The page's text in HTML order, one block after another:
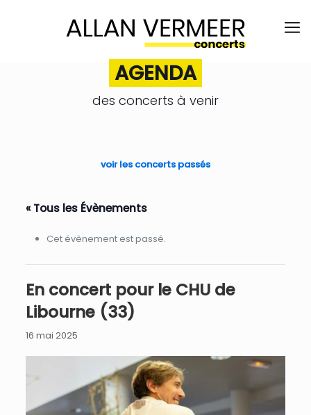
AGENDA
des concerts à venir
voir les concerts passés
« Tous les Évènements
Cet évènement est passé.
En concert pour le CHU de
Libourne (33)
16 mai 2025